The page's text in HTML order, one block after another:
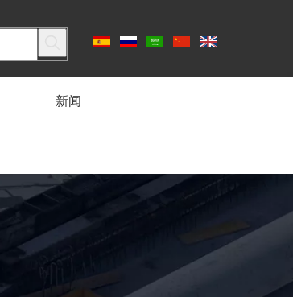
新闻